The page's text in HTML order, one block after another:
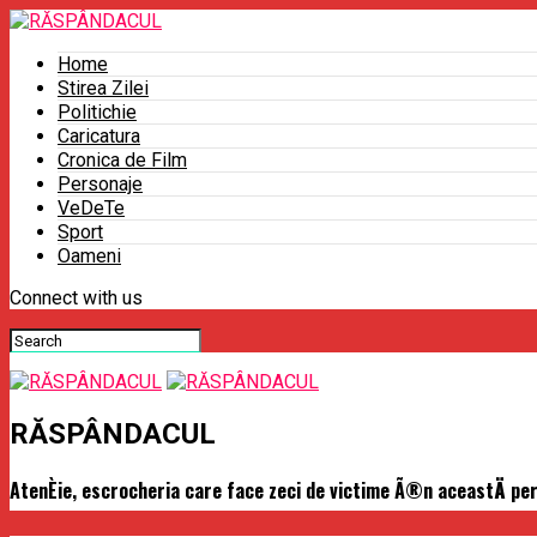
Home
Stirea Zilei
Politichie
Caricatura
Cronica de Film
Personaje
VeDeTe
Sport
Oameni
Connect with us
RĂSPÂNDACUL
AtenÈie, escrocheria care face zeci de victime Ã®n aceastÄ